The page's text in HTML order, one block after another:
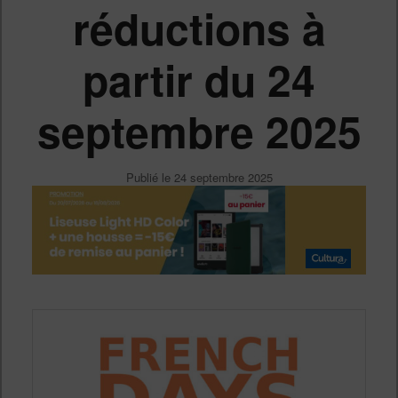
réductions à
partir du 24
septembre 2025
Publié le 24 septembre 2025